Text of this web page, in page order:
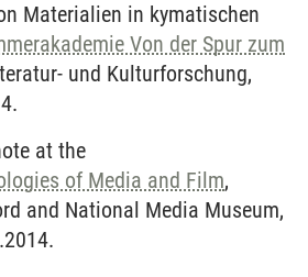
Materialien in kymatischen
Von der Spur zum
und Kulturforschung,
at the
of Media and Film,
and National Media Museum,